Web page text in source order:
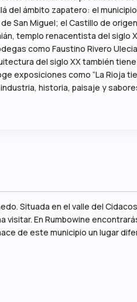
del ámbito zapatero: el
San Miguel; el Castillo de
templo renacentista del
como Faustino Rivero
del siglo XX también
exposiciones como “La Rioja
historia, paisaje y
Situada en el valle del
En Rumbowine
de este municipio un lugar